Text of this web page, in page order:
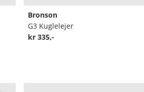
Bronson
G3 Kuglelejer
kr 335,-